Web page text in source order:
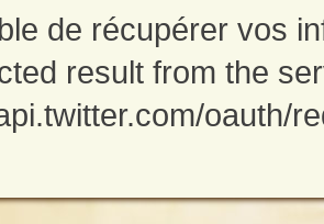
de récupérer vos
result from the
oauth/